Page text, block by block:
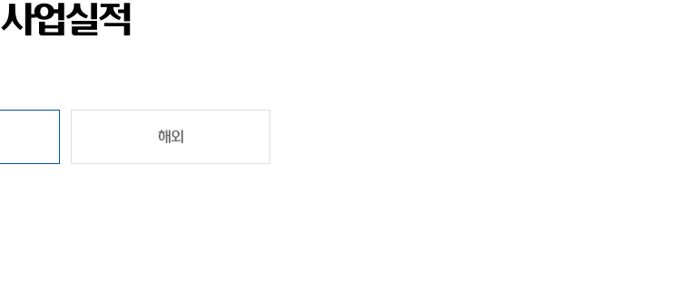
사업실적
해외